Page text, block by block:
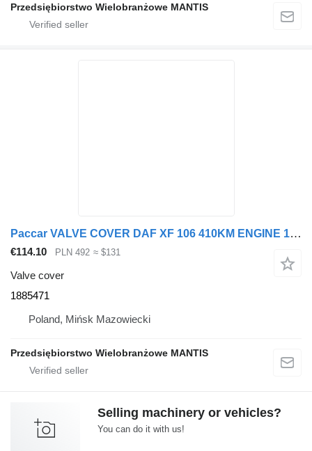
Przedsiębiorstwo Wielobranżowe MANTIS
Paccar VALVE COVER DAF XF 106 410KM ENGINE 1885471 for truck tractor
€114.10 PLN 492 ≈ $131
Valve cover
1885471
Poland, Mińsk Mazowiecki
Przedsiębiorstwo Wielobranżowe MANTIS
Selling machinery or vehicles?
You can do it with us!